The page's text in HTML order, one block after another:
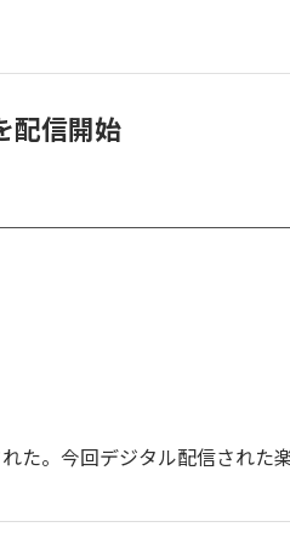
配信開始
た。今回デジタル配信された